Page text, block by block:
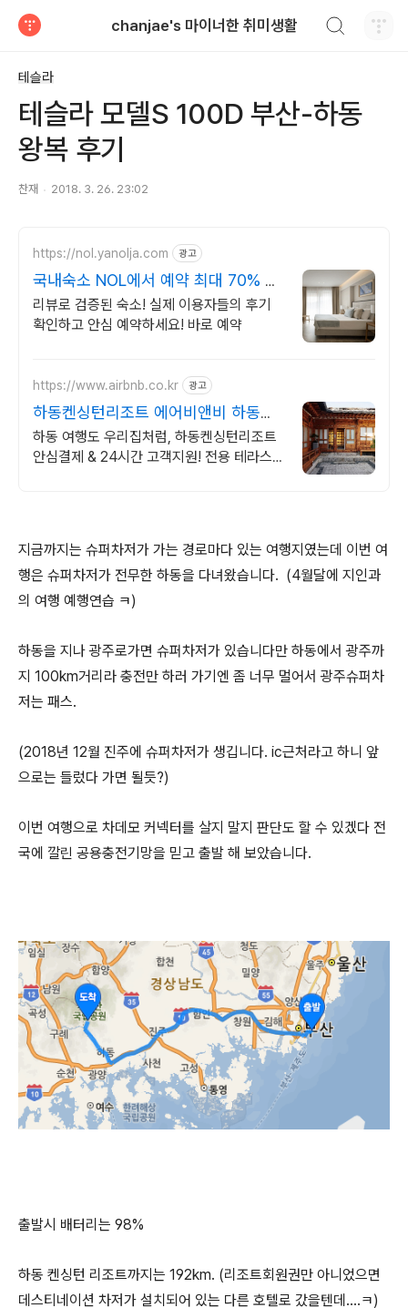
chanjae's 마이너한 취미생활
테슬라
테슬라 모델S 100D 부산-하동
왕복 후기
찬재 2018. 3. 26. 23:02
https://nol.yanolja.com 광고
국내숙소 NOL에서 예약 최대 70% 더
블업 할인!
리뷰로 검증된 숙소! 실제 이용자들의 후기
확인하고 안심 예약하세요! 바로 예약
https://www.airbnb.co.kr 광고
하동켄싱턴리조트 에어비앤비 하동여
행도 우리집처럼
하동 여행도 우리집처럼, 하동켄싱턴리조트
안심결제 & 24시간 고객지원! 전용 테라스
지금까지는 슈퍼차저가 가는 경로마다 있는 여행지였는데 이번 여
행은 슈퍼차저가 전무한 하동을 다녀왔습니다. (4월달에 지인과
의 여행 예행연습 ㅋ)
하동을 지나 광주로가면 슈퍼차저가 있습니다만 하동에서 광주까
지 100km거리라 충전만 하러 가기엔 좀 너무 멀어서 광주슈퍼차
저는 패스.
(2018년 12월 진주에 슈퍼차저가 생깁니다. ic근처라고 하니 앞
으로는 들렀다 가면 될듯?)
이번 여행으로 차데모 커넥터를 살지 말지 판단도 할 수 있겠다 전
국에 깔린 공용충전기망을 믿고 출발 해 보았습니다.
출발시 배터리는 98%
하동 켄싱턴 리조트까지는 192km. (리조트회원권만 아니었으면
데스티네이션 차저가 설치되어 있는 다른 호텔로 갔을텐데....ㅋ)